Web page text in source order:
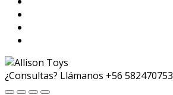
¿Consultas? Llámanos +56 582470753